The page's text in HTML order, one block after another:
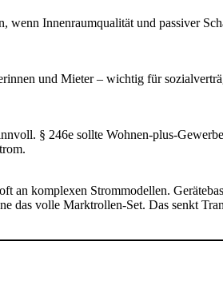
Innenraumqualität und passiver
und Mieter – wichtig für
§ 246e sollte Wohnen-plus-
an komplexen Strommodellen.
das volle Marktrollen-Set. Das senkt